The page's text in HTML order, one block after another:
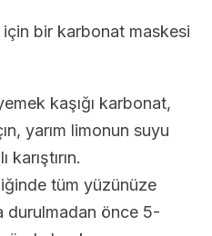
bir karbonat maskesi
kaşığı karbonat,
yarım limonun suyu
karıştırın.
tüm yüzünüze
durulmadan önce 5-